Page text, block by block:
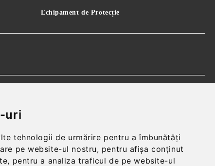
uri
tehnologii de urmărire pentru a îmbunătăți
pe website-ul nostru, pentru afișa conținut
pentru a analiza traficul de pe website-ul
Echipament de Protecție